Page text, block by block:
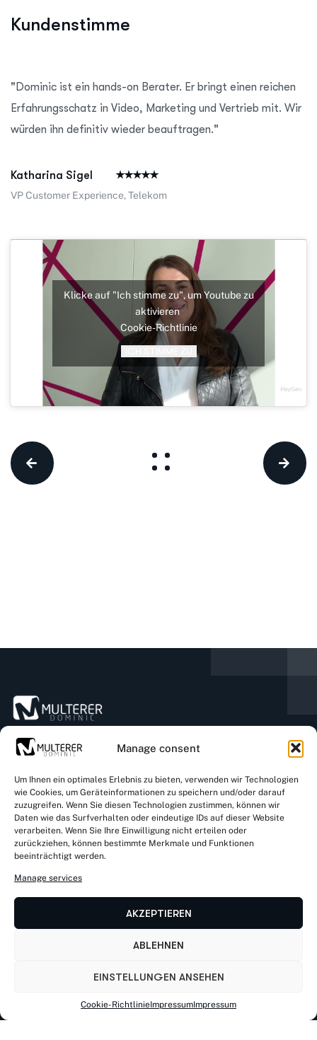
Manage consent
Um Ihnen ein optimales Erlebnis zu bieten, verwenden wir Technologien
wie Cookies, um Geräteinformationen zu speichern und/oder darauf
zuzugreifen. Wenn Sie diesen Technologien zustimmen, können wir
Daten wie das Surfverhalten oder eindeutige IDs auf dieser Website
verarbeiten. Wenn Sie Ihre Einwilligung nicht erteilen oder
zurückziehen, können bestimmte Merkmale und Funktionen
beeinträchtigt werden.
Manage services
AKZEPTIEREN
ABLEHNEN
EINSTELLUNGEN ANSEHEN
Cookie-RichtlinieImpressumImpressum
Kundenstimme
"Dominic ist ein hands-on Berater. Er bringt einen reichen
Erfahrungsschatz in Video, Marketing und Vertrieb mit. Wir
würden ihn definitiv wieder beauftragen."
Katharina Sigel
VP Customer Experience, Telekom
Klicke auf "Ich stimme zu", um Youtube zu
aktivieren
Cookie-Richtlinie
Kontaktiere uns
Rathausstr. 32 a, D-83734 Hausham
von Kirnstraße 11, D-56182 Urbar